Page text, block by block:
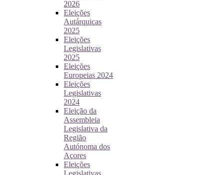
2026
Eleições
Autárquicas
2025
Eleições
Legislativas
2025
Eleições
Europeias 2024
Eleições
Legislativas
2024
Eleição da
Assembleia
Legislativa da
Região
Autónoma dos
Açores
Eleições
Legislativas